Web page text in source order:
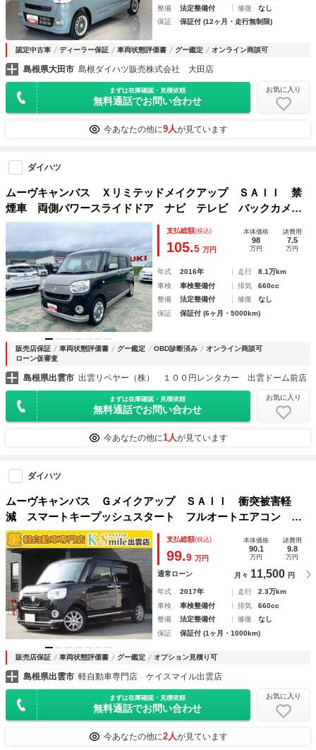
整備
法定整備付 修復
なし
保証
保証付 (12ヶ月・走行無制限)
認定中古車 ディーラー保証 車両状態評価書 グー鑑定 オンライン商談可
島根県大田市 島根ダイハツ販売株式会社 大田店
まずは在庫確認・見積依頼
無料通話でお問い合わせ
お気に入り
今あなたの他に9人が見ています
ダイハツ
ムーヴキャンバス Ｘリミテッドメイクアップ ＳＡＩＩ 禁
煙車 両側パワースライドドア ナビ テレビ バックカメ
ラ 衝突被害軽減ブレーキ スマートキー
支払総額(税込)
105.5 万円
本体価格
98
万円
諸費用
7.5
万円
年式 2016年 走行
8.1万km
車検
車検整備付 排気
660cc
整備
法定整備付 修復
なし
保証
保証付 (6ヶ月・5000km)
販売店保証 車両状態評価書 グー鑑定 OBD診断済み
オンライン商談可
ローン仮審査
島根県出雲市 出雲リペヤー（株） １００円レンタカー 出雲ドーム前店
まずは在庫確認・見積依頼
無料通話でお問い合わせ
お気に入り
今あなたの他に1人が見ています
ダイハツ
ムーヴキャンバス Ｇメイクアップ ＳＡＩＩ 衝突被害軽
減 スマートキープッシュスタート フルオートエアコン Ｌ
ＥＤ 盗難防止システム リモコンキー 助手席エアバッグ
横滑り防止 エアバッグ パワーウィンドウ ベンチシート
ＡＢＳ 寒冷地仕様
支払総額(税込)
99.9 万円
本体価格
90.1
万円
諸費用
9.8
万円
通常ローン 月々 11,500 円
年式 2017年 走行
2.3万km
車検
車検整備付 排気
660cc
整備
法定整備付 修復
なし
保証
保証付 (1ヶ月・1000km)
販売店保証 車両状態評価書 グー鑑定 オプション見積り可
島根県出雲市 軽自動車専門店 ケイスマイル出雲店
まずは在庫確認・見積依頼
無料通話でお問い合わせ
お気に入り
今あなたの他に2人が見ています